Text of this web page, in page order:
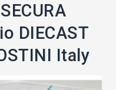
DIECAST
Italy